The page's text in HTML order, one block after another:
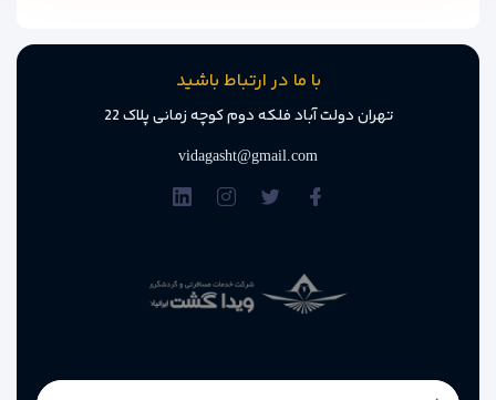
با ما در ارتباط باشید
تهران دولت آباد فلکه دوم کوچه زمانی پلاک 22
vidagasht@gmail.com